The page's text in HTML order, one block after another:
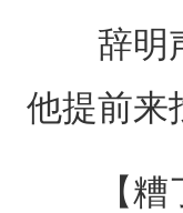
辞明声
他提前来
【糟了